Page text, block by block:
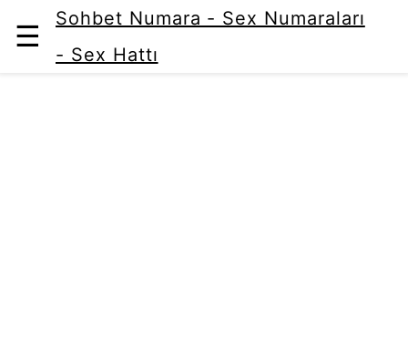
☰
Sohbet Numara - Sex Numaraları
- Sex Hattı